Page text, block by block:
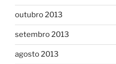
outubro 2013
setembro 2013
agosto 2013